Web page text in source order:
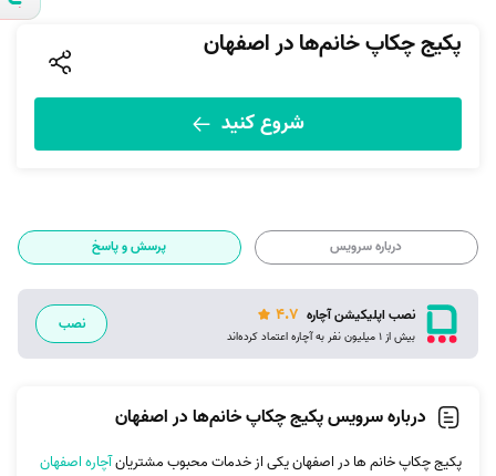
پکیج چکاپ خانم‌ها در اصفهان
شروع کنید
درباره سرویس پرسش و پاسخ
نصب اپلیکیشن آچاره 4.7
بیش از 1 میلیون نفر به آچاره اعتماد کرده‌اند
نصب
درباره سرویس پکیج چکاپ خانم‌ها در اصفهان
پکیج چکاپ خانم ها در اصفهان یکی از خدمات محبوب مشتریانآچاره اصفهان